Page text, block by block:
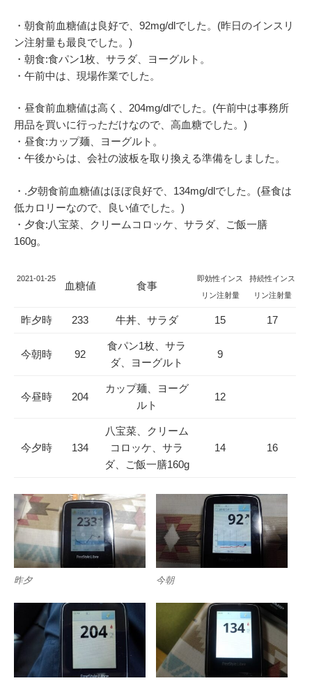
・朝食前血糖値は良好で、92mg/dlでした。(昨日のインスリ
ン注射量も最良でした。)
・朝食:食パン1枚、サラダ、ヨーグルト。
・午前中は、現場作業でした。
・昼食前血糖値は高く、204mg/dlでした。(午前中は事務所
用品を買いに行っただけなので、高血糖でした。)
・昼食:カップ麺、ヨーグルト。
・午後からは、会社の波板を取り換える準備をしました。
・.夕朝食前血糖値はほぼ良好で、134mg/dlでした。(昼食は
低カロリーなので、良い値でした。)
・夕食:八宝菜、クリームコロッケ、サラダ、ご飯一膳
160g。
2021-01-25
血糖値 食事
即効性インス
リン注射量
持続性インス
リン注射量
昨夕時 233 牛丼、サラダ 15 17
今朝時 92
食パン1枚、サラ
ダ、ヨーグルト
9
今昼時 204
カップ麺、ヨーグ
ルト
12
今夕時 134
八宝菜、クリーム
コロッケ、サラ
ダ、ご飯一膳160g
14 16
昨夕 今朝